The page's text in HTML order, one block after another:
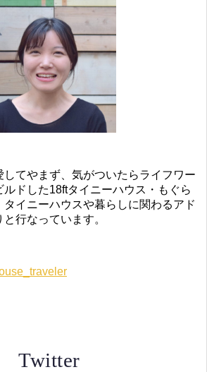
してやまず、気がついたらライフワー
ルドした18ftタイニーハウス・もぐら
イニーハウスや暮らしに関わるアド
行なっています。
Twitter